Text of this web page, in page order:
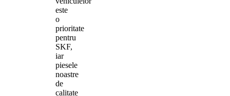
este
o
prioritate
pentru
SKF,
iar
piesele
noastre
de
calitate